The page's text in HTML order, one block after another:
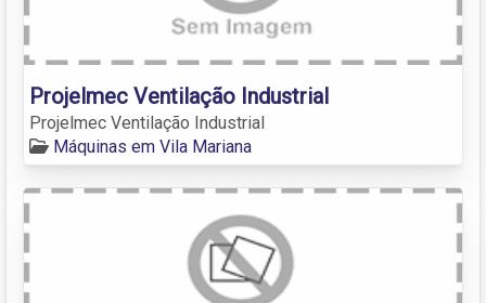
Projelmec Ventilação Industrial
Projelmec Ventilação Industrial
Máquinas em Vila Mariana